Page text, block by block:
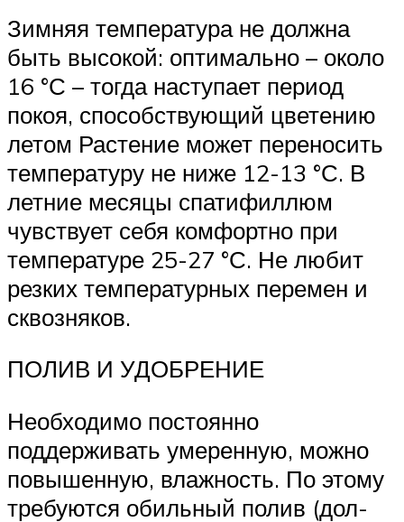
Зимняя температура не должна
быть высокой: оптимально – около
16 °С – тогда на­ступает период
покоя, способствующий цвете­нию
летом Растение может переносить
темпера­туру не ниже 12-13 °С. В
летние месяцы спатифиллюм
чувствует себя комфортно при
температуре 25-27 °С. Не любит
резких температурных перемен и
сквозняков.
ПОЛИВ И УДОБРЕНИЕ
Необходимо постоянно
поддерживать умеренную, можно
повышенную, влажность. По этому
требуются обильный полив (дол­